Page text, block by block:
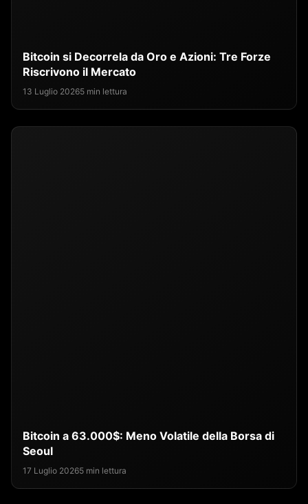
Bitcoin si Decorrela da Oro e Azioni: Tre Forze
Riscrivono il Mercato
13 Luglio 20265 min lettura
Bitcoin a 63.000$: Meno Volatile della Borsa di
Seoul
17 Luglio 20265 min lettura